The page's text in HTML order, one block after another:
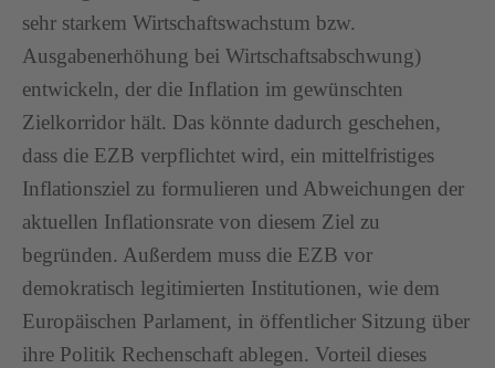
sehr starkem Wirtschaftswachstum bzw.
Ausgabenerhöhung bei Wirtschaftsabschwung)
entwickeln, der die Inflation im gewünschten
Zielkorridor hält. Das könnte dadurch geschehen,
dass die EZB verpflichtet wird, ein mittelfristiges
Inflationsziel zu formulieren und Abweichungen der
aktuellen Inflationsrate von diesem Ziel zu
begründen. Außerdem muss die EZB vor
demokratisch legitimierten Institutionen, wie dem
Europäischen Parlament, in öffentlicher Sitzung über
ihre Politik Rechenschaft ablegen. Vorteil dieses